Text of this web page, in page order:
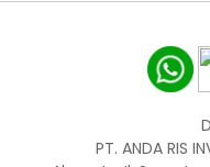
PT. ANDA RIS